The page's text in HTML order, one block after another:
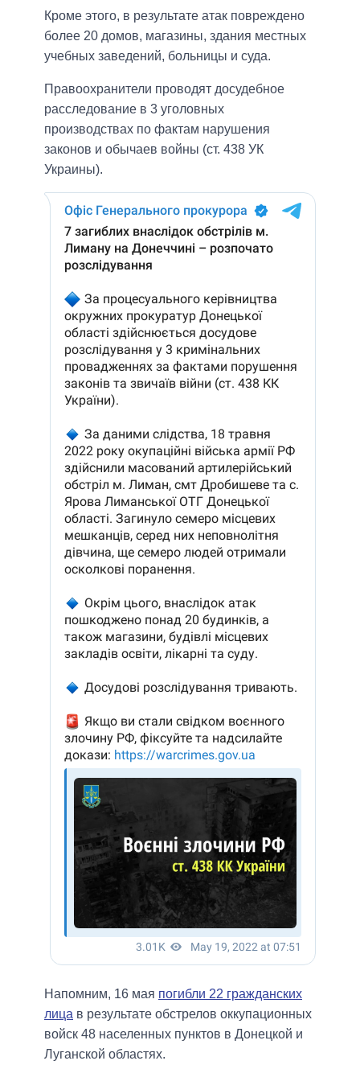
Кроме этого, в результате атак повреждено
более 20 домов, магазины, здания местных
учебных заведений, больницы и суда.
Правоохранители проводят досудебное
расследование в 3 уголовных
производствах по фактам нарушения
законов и обычаев войны (ст. 438 УК
Украины).
Напомним, 16 мая погибли 22 гражданских
лица в результате обстрелов оккупационных
войск 48 населенных пунктов в Донецкой и
Луганской областях.